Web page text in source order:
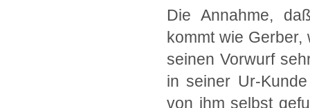
Die Annahme,
kommt wie Gerber,
seinen Vorwurf
in seiner Ur-
von ihm selbst